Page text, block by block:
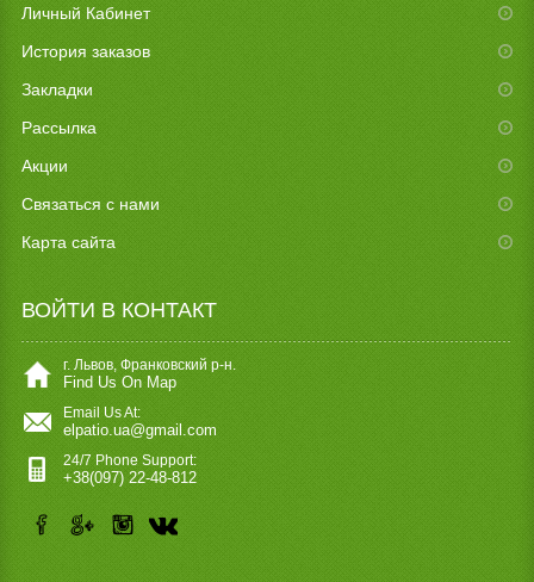
Личный Кабинет
История заказов
Закладки
Рассылка
Акции
Связаться с нами
Карта сайта
ВОЙТИ В КОНТАКТ
г. Львов, Франковский р-н.
Find Us On Map
Email Us At:
elpatio.ua@gmail.com
24/7 Phone Support:
+38(097) 22-48-812